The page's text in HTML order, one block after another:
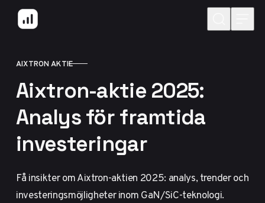
Hoppa till innehåll
KATEGORI
AIXTRON AKTIE
Aixtron-aktie 2025:
Analys för framtida
investeringar
Få insikter om Aixtron-aktien 2025: analys, trender och
investeringsmöjligheter inom GaN/SiC-teknologi.